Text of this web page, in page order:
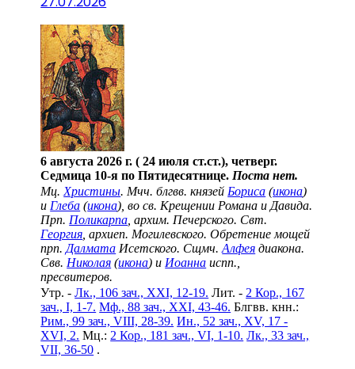
6 августа 2026 г. ( 24 июля ст.ст.), четверг.
Седмица 10-я по Пятидесятнице. Поста нет.
Мц. Христины. Мчч. блгвв. князей Бориса (икона)
и Глеба (икона), во св. Крещении Романа и Давида.
Прп. Поликарпа , архим. Печерского. Свт.
Георгия , архиеп. Могилевского. Обретение мощей
прп. Далмата Исетского. Сщмч.Алфея диакона.
Свв. Николая (икона) и Иоанна испп.,
пресвитеров.
Утр. -Лк., 106 зач., XXI, 12-19. Лит. - 2 Кор., 167
зач., I, 1-7. Мф., 88 зач., XXI, 43-46. Блгвв. кнн.:
Рим., 99 зач., VIII, 28-39. Ин., 52 зач., XV, 17 -
XVI, 2. Мц.: 2 Кор., 181 зач., VI, 1-10. Лк., 33 зач.,
VII, 36-50 .